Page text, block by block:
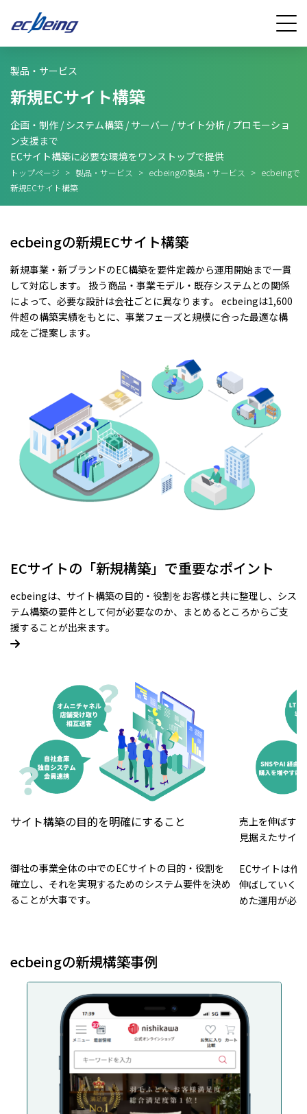
製品・サービス
新規ECサイト構築
企画・制作 / システム構築 / サーバー / サイト分析 / プロモーショ
ン支援まで
ECサイト構築に必要な環境をワンストップで提供
トップページ > 製品・サービス > ecbeingの製品・サービス > ecbeingで
新規ECサイト構築
ecbeingの新規ECサイト構築
新規事業・新ブランドのEC構築を要件定義から運用開始まで一貫
して対応します。 扱う商品・事業モデル・既存システムとの関係
によって、必要な設計は会社ごとに異なります。 ecbeingは1,600
件超の構築実績をもとに、事業フェーズと規模に合った最適な構
成をご提案します。
ECサイトの「新規構築」で重要なポイント
ecbeingは、サイト構築の目的・役割をお客様と共に整理し、シス
テム構築の要件として何が必要なのか、まとめるところからご支
援することが出来ます。
サイト構築の目的を明確にすること
御社の事業全体の中でのECサイトの目的・役割を
確立し、それを実現するためのシステム要件を決め
ることが大事です。
売上を伸ばす
見据えたサイ
ECサイトは作
伸ばしていく
めた運用が必
ecbeingの新規構築事例